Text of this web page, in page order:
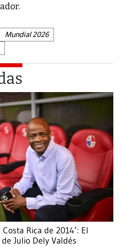
Mundial 2026
Rica de 2014’: El
Julio Dely Valdés